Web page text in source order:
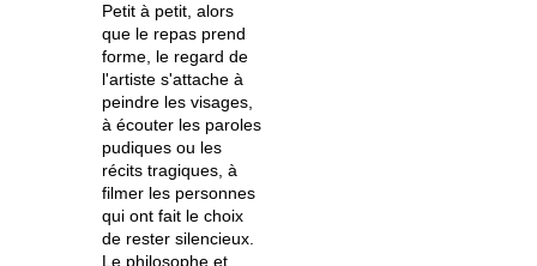
Petit à petit, alors
que le repas prend
forme, le regard de
l'artiste s'attache à
peindre les visages,
à écouter les paroles
pudiques ou les
récits tragiques, à
filmer les personnes
qui ont fait le choix
de rester silencieux.
Le philosophe et